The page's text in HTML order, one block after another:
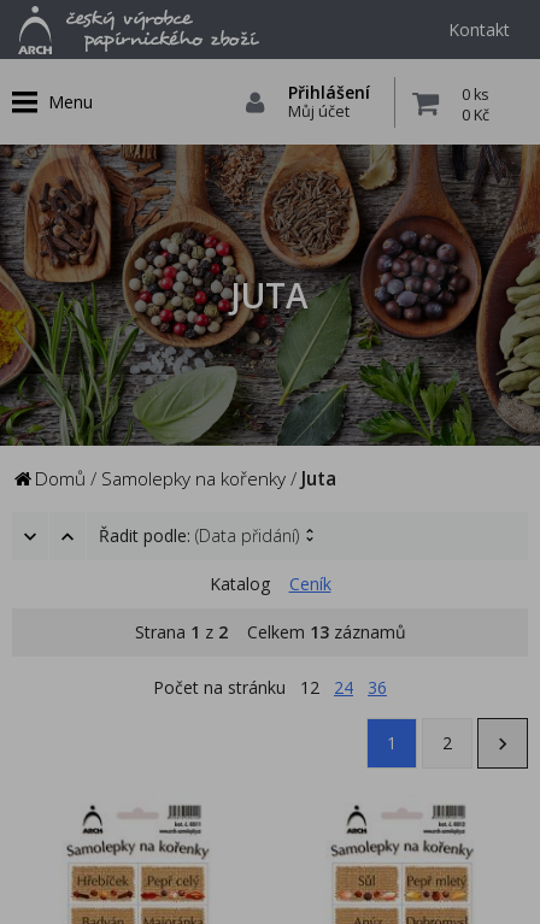
Kontakt
Menu Přihlášení
Můj účet
0 ks
0 Kč
JUTA
Domů / Samolepky na kořenky/ Juta
Řadit podle: (Data přidání)
Katalog Ceník
Strana 1 z 2Celkem 13záznamů
Počet na stránku 12 24 36
1 2